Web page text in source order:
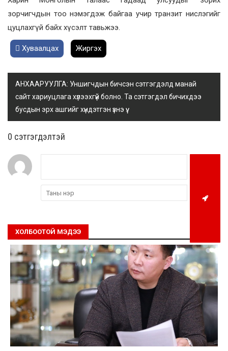
зорчигчдын тоо нэмэгдэж байгаа учир транзит нислэгийг
цуцлахгүй байх хүсэлт тавьжээ.
Хуваалцах Жиргэх
АНХААРУУЛГА: Уншигчдын бичсэн сэтгэгдэлд манай
сайт хариуцлага хүлээхгүй болно. Та сэтгэгдэл бичихдээ
бусдын эрх ашгийг хүндэтгэн үзнэ үү.
0 cэтгэгдэлтэй
ХОЛБООТОЙ МЭДЭЭ